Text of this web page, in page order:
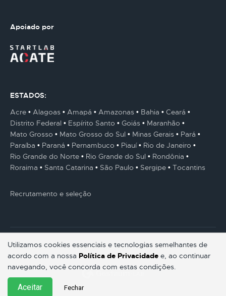
Utilizamos cookies essenciais e tecnologias semelhantes de
acordo com a nossa Política de Privacidade e, ao continuar
navegando, você concorda com estas condições.
Aceitar Fechar
Apoiado por
ESTADOS:
Acre
Alagoas Amapá Amazonas Bahia
Ceará
Distrito Federal
Espírito Santo Goiás
Maranhão
Mato Grosso
Mato Grosso do Sul Minas Gerais
Pará
Paraíba
Paraná Pernambuco Piauí
Rio de Janeiro
Rio Grande do Norte
Rio Grande do Sul
Rondônia
Roraima
Santa Catarina São Paulo Sergipe Tocantins
Recrutamento e seleção
© Gestaum Lab ® Todos os direitos reservados.